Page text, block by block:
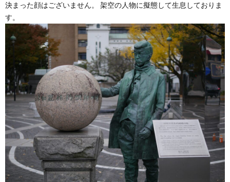
決まった顔はございません。 架空の人物に擬態して生息しておりま
す。